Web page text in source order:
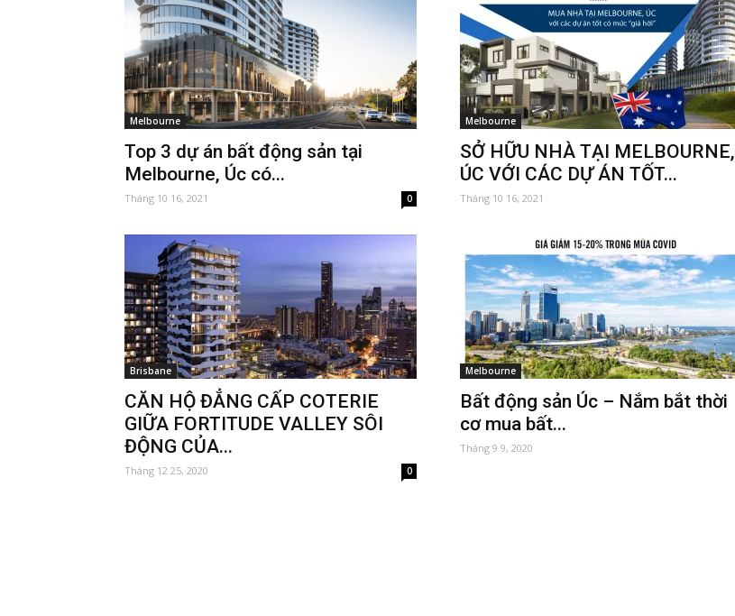
Melbourne
Top 3 dự án bất động sản tại
Melbourne, Úc có...
Tháng 10 16, 2021 0
Melbourne
SỞ HỮU NHÀ TẠI MELBOURNE,
ÚC VỚI CÁC DỰ ÁN TỐT...
Tháng 10 16, 2021
Brisbane
CĂN HỘ ĐẲNG CẤP COTERIE
GIỮA FORTITUDE VALLEY SÔI
ĐỘNG CỦA...
Tháng 12 25, 2020 0
Melbourne
Bất động sản Úc – Nắm bắt thời
cơ mua bất...
Tháng 9 9, 2020